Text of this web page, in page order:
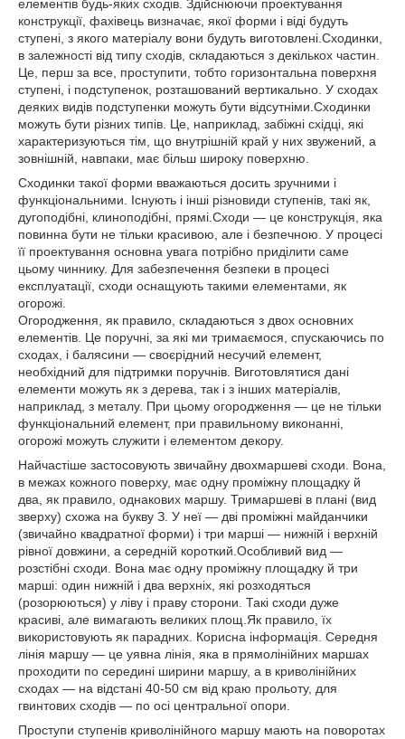
елементів будь-яких сходів. Здійснюючи проектування
конструкції, фахівець визначає, якої форми і віді будуть
ступені, з якого матеріалу вони будуть виготовлені.Сходинки,
в залежності від типу сходів, складаються з декількох частин.
Це, перш за все, проступити, тобто горизонтальна поверхня
ступені, і подступенок, розташований вертикально. У сходах
деяких видів подступенки можуть бути відсутніми.Сходинки
можуть бути різних типів. Це, наприклад, забіжні східці, які
характеризуються тім, що внутрішній край у них звужений, а
зовнішній, навпаки, має більш широку поверхню.
Сходинки такої форми вважаються досить зручними і
функціональними. Існують і інші різновиди ступенів, такі як,
дугоподібні, клиноподібні, прямі.Сходи ― це конструкція, яка
повинна бути не тільки красивою, але і безпечною. У процесі
її проектування основна увага потрібно приділити саме
цьому чиннику. Для забезпечення безпеки в процесі
експлуатації, сходи оснащують такими елементами, як
огорожі.
Огородження, як правило, складаються з двох основних
елементів. Це поручні, за які ми тримаємося, спускаючись по
сходах, і балясини ― своєрідний несучий елемент,
необхідний для підтримки поручнів. Виготовлятися дані
елементи можуть як з дерева, так і з інших матеріалів,
наприклад, з металу. При цьому огородження ― це не тільки
функціональний елемент, при правильному виконанні,
огорожі можуть служити і елементом декору.
Найчастіше застосовують звичайну двохмаршеві сходи. Вона,
в межах кожного поверху, має одну проміжну площадку й
два, як правило, однакових маршу. Тримаршеві в плані (вид
зверху) схожа на букву З. У неї ― дві проміжні майданчики
(звичайно квадратної форми) і три марші ― нижній і верхній
рівної довжини, а середній короткий.Особливий вид ―
розстібні сходи. Вона має одну проміжну площадку й три
марші: один нижній і два верхніх, які розходяться
(розорюються) у ліву і праву сторони. Такі сходи дуже
красиві, але вимагають великих площ.Як правило, їх
використовують як парадних. Корисна інформація. Середня
лінія маршу ― це уявна лінія, яка в прямолінійних маршах
проходити по середині ширини маршу, а в криволінійних
сходах ― на відстані 40-50 см від краю прольоту, для
гвинтових сходів ― по осі центральної опори.
Проступи ступенів криволінійного маршу мають на поворотах